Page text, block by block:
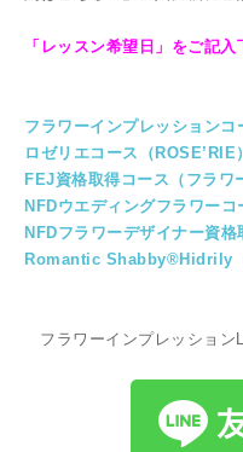
「レッスン希望日」をご記入
フラワーインプレッション
ロゼリエコース（ROSE’RIE）
FEJ資格取得コース（フラワ
NFDウエディングフラワーコ
NFDフラワーデザイナー資格
Romantic Shabby®Hidrily
フラワーインプレッショ